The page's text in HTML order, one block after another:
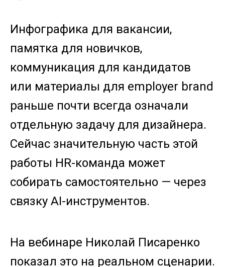
Инфографика для вакансии,
памятка для новичков,
коммуникация для кандидатов
или материалы для employer brand
раньше почти всегда означали
отдельную задачу для дизайнера.
Сейчас значительную часть этой
работы HR-команда может
собирать самостоятельно — через
связку AI-инструментов.
На вебинаре Николай Писаренко
показал это на реальном сценарии.